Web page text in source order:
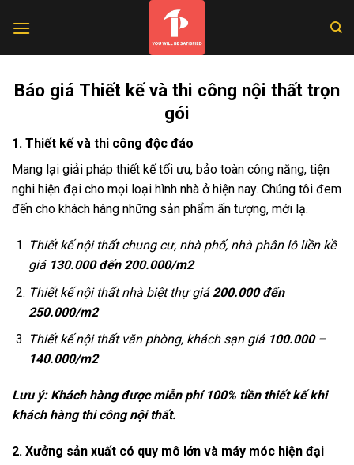
Báo giá Thiết kế và thi công nội thất trọn
gói
1. Thiết kế và thi công độc đáo
Mang lại giải pháp thiết kế tối ưu, bảo toàn công năng, tiện
nghi hiện đại cho mọi loại hình nhà ở hiện nay. Chúng tôi đem
đến cho khách hàng những sản phẩm ấn tượng, mới lạ.
Thiết kế nội thất chung cư, nhà phố, nhà phân lô liền kề
giá 130.000 đến 200.000/m2
Thiết kế nội thất nhà biệt thự giá 200.000 đến
250.000/m2
Thiết kế nội thất văn phòng, khách sạn giá 100.000 –
140.000/m2
Lưu ý: Khách hàng được miễn phí 100% tiền thiết kế khi
khách hàng thi công nội thất.
2. Xưởng sản xuất có quy mô lớn và máy móc hiện đại